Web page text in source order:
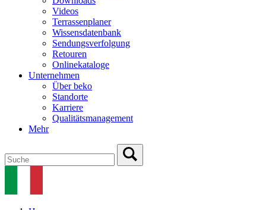
Videos
Terrassenplaner
Wissensdatenbank
Sendungsverfolgung
Retouren
Onlinekataloge
Unternehmen
Über beko
Standorte
Karriere
Qualitätsmanagement
Mehr